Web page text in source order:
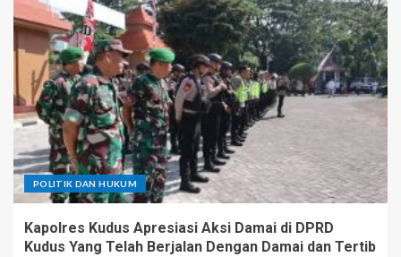
POLITIK DAN HUKUM
Kapolres Kudus Apresiasi Aksi Damai di DPRD
Kudus Yang Telah Berjalan Dengan Damai dan Tertib